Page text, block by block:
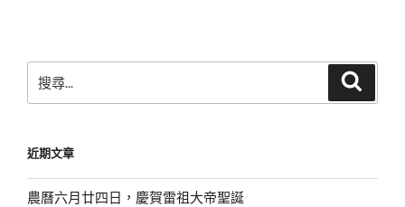
尋
字:
近期文章
農曆六月廿四日，慶賀雷祖大帝聖誕